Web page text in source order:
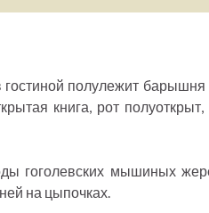
полулежит
книга, рот
гоголевских мышиных
на цыпочках.